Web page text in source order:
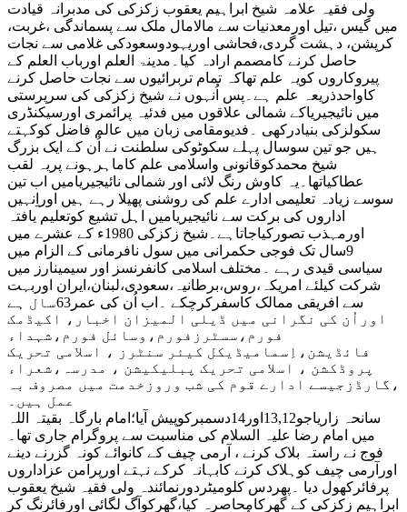
ولی فقیہ علامہ شیخ ابراہیم یعقوب زکزکی کی مدبرانہ قیادت
میں گیس ،تیل اورمعدنیات سے مالامال ملک سے پسماندگی ،غربت،
کرپشن، دہشت گردی،فحاشی اوریہودوسعودکی غلامی سے نجات
حاصل کرنے کامصمم ارادہ کیا۔مدینۃ العلم اورباب العلم کے
پیروکاروں کویہ علم تھاکہ تمام تربرائیوں سے نجات حاصل کرنے
کاواحدذریعہ علم ہے۔پس اُنہوں نے شیخ زکزکی کی سرپرستی
میں نائیجیریاکے شمالی علاقوں میں فدئیہ پرائمری اورسیکنڈری
سکولزکی بنیادرکھی ۔فدیومقامی زبان میں عالم فاضل کوکہتے
ہیں جو تین سوسال پہلے سکوٹوکی سلطنت نے اُن کے ایک بزرگ
شیخ محمدکوقانونی واسلامی علم کاماہرہونے پریہ لقب
عطاکیاتھا۔یہ کاوش رنگ لائی اور شمالی نائیجیریامیں اب تین
سوسے زیادہ تعلیمی ادارے علم کی روشنی پھیلا رہے ہیں اوراِنہیں
اداروں کی برکت سے نائیجیریامیں اہل تشیع کوتعلیم یافتہ
اورمہذب تصورکیاجاتاہے۔شیخ زکزکی 1980ء کے عشرے میں
9سال تک فوجی حکمرانی میں سول نافرمانی کے الزام میں
سیاسی قیدی رہے ۔مختلف اسلامی کانفرنسز اور سیمینارز میں
شرکت کیلئے امریکہ،روس،برطانیہ،سعودی،لبنان،ایران اوربہت
سے افریقی ممالک کاسفرکرچکے ۔اب اُن کی عمر63سال ہے
اوراُن کی نگرانی میں ڈیلی المیزان اخبار، اکیڈمک
فورم،سسٹرزفورم،وسائل فورم،شہداء
فائڈیشن،اِسمامیڈیکل کیئر سنٹرز ، اسلامی تحریک
پروڈکشن ، اسلامی تحریک پبلیکیشن ، مدرسہ،شعراء
،گارڈزجیسے ادارے قوم کی شب وروزخدمت میں مصروف بہ
عمل ہیں۔
سانحہ زاریاجو13,12اور14دسمبرکوپیش آیا؛امام بارگاہ بقیتہ اللہ
میں امام رضا علیہ السلام کی مناسبت سے پروگرام جاری تھا۔
فوج نے راستہ بلاک کرنے ، آرمی چیف کے کانوائے کونہ گزرنے دینے
اورآرمی چیف کوہلاک کرنے کابہانہ کرکے نہتے اورپرامن عزاداروں
پرفائرکھول دیا ۔پھردس کلومیٹردورنمائندہ ولی فقیہ شیخ یعقوب
ابراہیم زکزکی کے گھرکامحاصرہ کیا،گھرکوآگ لگائی اورفائرنگ کر